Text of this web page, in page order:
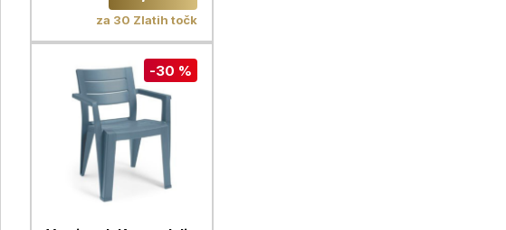
za 30 Zlatih točk
-30 %